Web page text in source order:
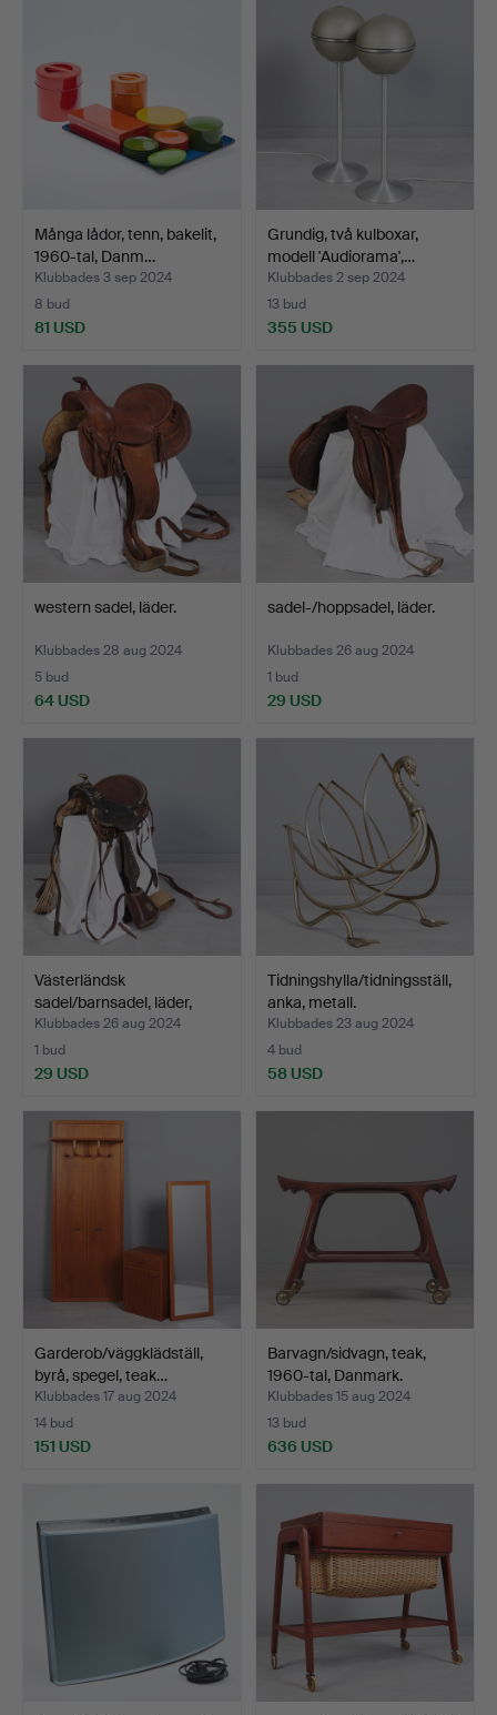
Många lådor, tenn, bakelit,
1960-tal, Danm…
Klubbades 3 sep 2024
8 bud
81 USD
Grundig, två kulboxar,
modell 'Audiorama',…
Klubbades 2 sep 2024
13 bud
355 USD
western sadel, läder.
Klubbades 28 aug 2024
5 bud
64 USD
sadel-/hoppsadel, läder.
Klubbades 26 aug 2024
1 bud
29 USD
Västerländsk
sadel/barnsadel, läder,
mässi…
Klubbades 26 aug 2024
1 bud
29 USD
Tidningshylla/tidningsställ,
anka, metall.
Klubbades 23 aug 2024
4 bud
58 USD
Garderob/väggklädställ,
byrå, spegel, teak…
Klubbades 17 aug 2024
14 bud
151 USD
Barvagn/sidvagn, teak,
1960-tal, Danmark.
Klubbades 15 aug 2024
13 bud
636 USD